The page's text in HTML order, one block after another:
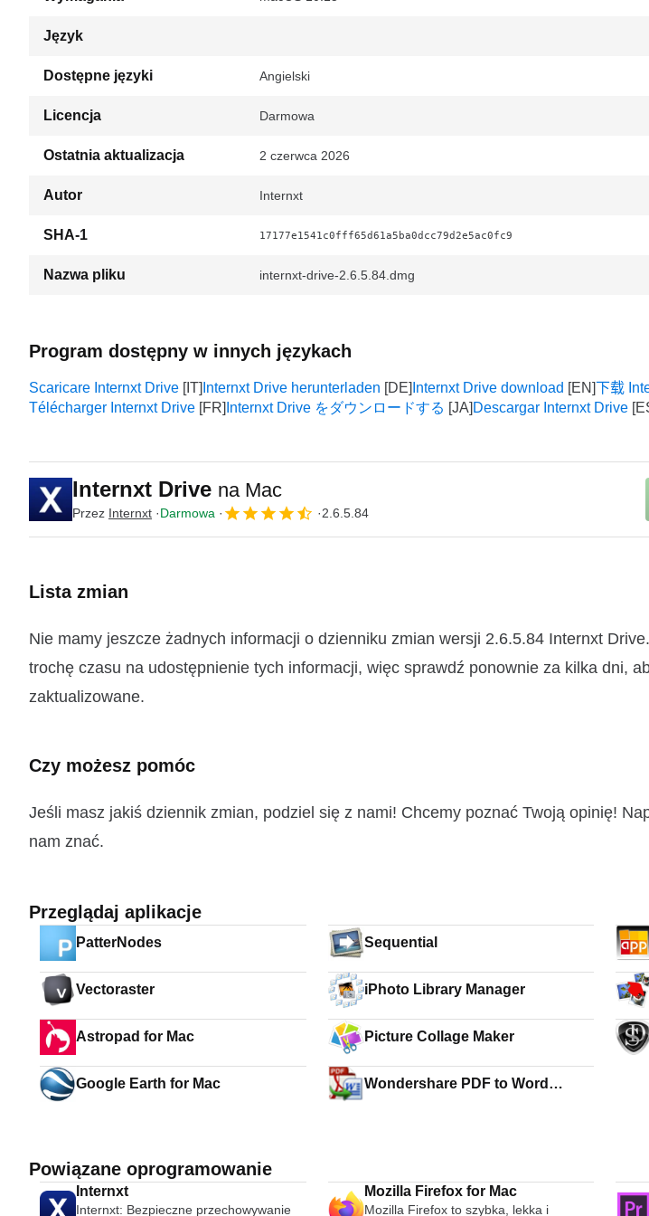
Język
Dostępne języki Angielski
Licencja Darmowa
Ostatnia aktualizacja 2 czerwca 2026
Autor Internxt
SHA-1 17177e1541c0fff65d61a5ba0dcc79d2e5ac0fc9
Nazwa pliku internxt-drive-2.6.5.84.dmg
Program dostępny w innych językach
Scaricare Internxt Drive Internxt Drive herunterladen Internxt Drive download
下载
Télécharger Internxt Drive
Internxt Drive をダウンロードする Descargar Internxt Drive
Internxt Drive na Mac
Przez Internxt Darmowa 2.6.5.84
Lista zmian
Nie mamy jeszcze żadnych informacji o dzienniku zmian wersji 2.6.5.84 Internxt
trochę czasu na udostępnienie tych informacji, więc sprawdź ponownie za kilka dni,
zaktualizowane.
Czy możesz pomóc
Jeśli masz jakiś dziennik zmian, podziel się z nami! Chcemy poznać Twoją opinię!
nam znać.
Przeglądaj aplikacje
PatterNodes Sequential
Vectoraster iPhoto Library Manager
Astropad for Mac Picture Collage Maker
Google Earth for Mac
Wondershare PDF to Word
Powiązane oprogramowanie
Internxt
Internxt: Bezpieczne przechowywanie
Mozilla Firefox for Mac
Mozilla Firefox to szybka, lekka i